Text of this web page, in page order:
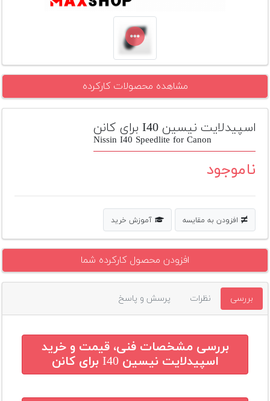
افزودن
دست
دوم
لیست
قیمت
دوربین
مشاهده محصولات کارکرده
اسپیدلایت نیسین I40 برای کانن
Nissin I40 Speedlite for Canon
ناموجود
افزودن به مقایسه آموزش خرید
افزودن محصول کارکرده شما
بررسی نظرات پرسش و پاسخ
بررسی مشخصات فنی، قیمت و خرید
اسپیدلایت نیسین I40 برای کانن